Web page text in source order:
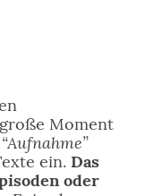
Moment
“Aufnahme”
ein. Das
oder